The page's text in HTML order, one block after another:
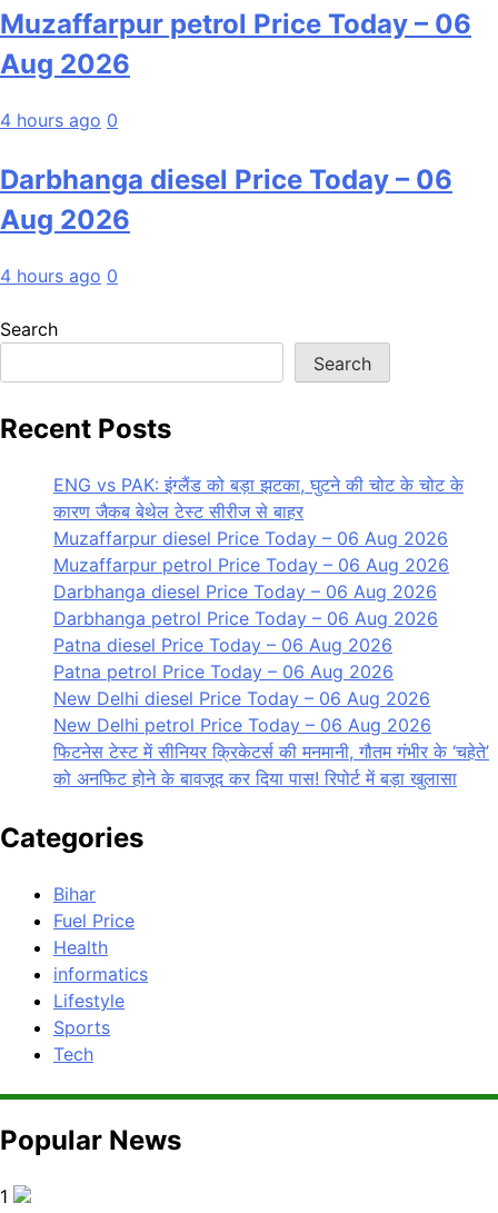
Muzaffarpur petrol Price Today – 06
Aug 2026
4 hours ago 0
Darbhanga diesel Price Today – 06
Aug 2026
4 hours ago 0
Search
Search
Recent Posts
ENG vs PAK: इंग्लैंड को बड़ा झटका, घुटने की चोट के चोट के
कारण जैकब बेथेल टेस्ट सीरीज से बाहर
Muzaffarpur diesel Price Today – 06 Aug 2026
Muzaffarpur petrol Price Today – 06 Aug 2026
Darbhanga diesel Price Today – 06 Aug 2026
Darbhanga petrol Price Today – 06 Aug 2026
Patna diesel Price Today – 06 Aug 2026
Patna petrol Price Today – 06 Aug 2026
New Delhi diesel Price Today – 06 Aug 2026
New Delhi petrol Price Today – 06 Aug 2026
फिटनेस टेस्ट में सीनियर क्रिकेटर्स की मनमानी, गौतम गंभीर के ‘चहेते’
को अनफिट होने के बावजूद कर दिया पास! रिपोर्ट में बड़ा खुलासा
Categories
Bihar
Fuel Price
Health
informatics
Lifestyle
Sports
Tech
Popular News
1